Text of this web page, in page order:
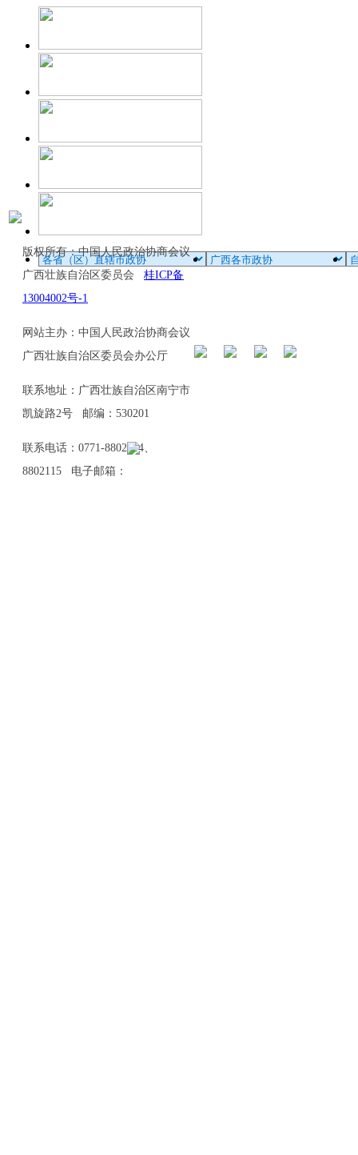
版权所有：中国人民政治协商会议
广西壮族自治区委员会 桂ICP备
13004002号-1
网站主办：中国人民政治协商会议
广西壮族自治区委员会办公厅
联系地址：广西壮族自治区南宁市
凯旋路2号 邮编：530201
联系电话：0771-8802114、
8802115 电子邮箱：